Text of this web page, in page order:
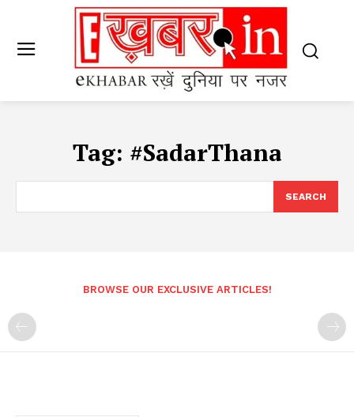
Tag: #SadarThana
SEARCH
BROWSE OUR EXCLUSIVE ARTICLES!